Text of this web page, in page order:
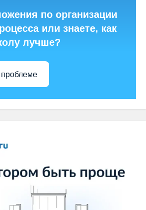
по организации
или знаете, как
лучше?
проблеме